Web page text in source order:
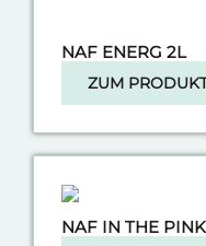
NAF ENERG 2L
ZUM
NAF IN THE